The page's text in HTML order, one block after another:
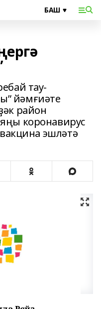
тау-
йәмғиәте
район
коронавирус
эшләтә